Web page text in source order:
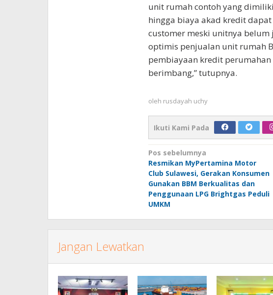
unit rumah contoh yang
hingga biaya akad kredit
customer meski unitnya
optimis penjualan unit rumah
pembiayaan kredit
berimbang,” tutupnya.
oleh rusdayah uchy
Ikuti Kami Pada
Navigasi
pos
Pos sebelumnya
Resmikan MyPertamina Motor
Club Sulawesi, Gerakan Konsumen
Gunakan BBM Berkualitas dan
Penggunaan LPG Brightgas Peduli
UMKM
Jangan Lewatkan